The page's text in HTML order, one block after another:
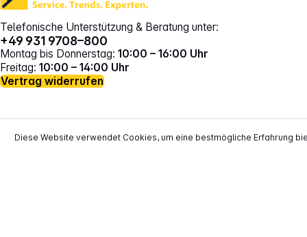
Telefonische Unterstützung & Beratung unter:
+49 931 9708–800
Montag bis Donnerstag: 10:00 – 16:00 Uhr
Freitag: 10:00 – 14:00 Uhr
Vertrag widerrufen
Diese Website verwendet Cookies, um eine bestmögliche Erfahrung